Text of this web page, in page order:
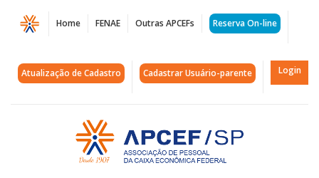
Página
Só
com
Home FENAE Outras APCEFs Reserva On-line
Atualização de Cadastro Cadastrar Usuário-parente Login
Acessar
página
inicial